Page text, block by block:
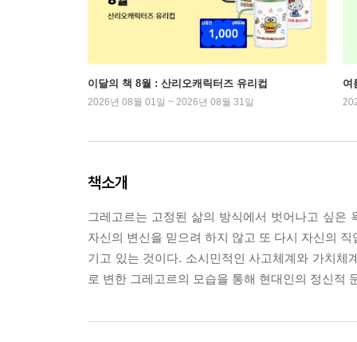
이달의 책 8월 : 산리오캐릭터즈 유리컵
2026년 08월 01일 ~ 2026년 08월 31일
여
책소개
그레고르는 고정된 삶의 방식에서 벗어나고 싶은
자신의 변신을 믿으려 하지 않고 또 다시 자신의
기고 있는 것이다. 소시민적인 사고체계와 가치
로 변한 그레고르의 모습을 통해 현대인의 정신적